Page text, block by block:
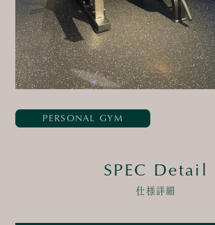
PERSONAL GYM
SPEC Detail
仕様詳細